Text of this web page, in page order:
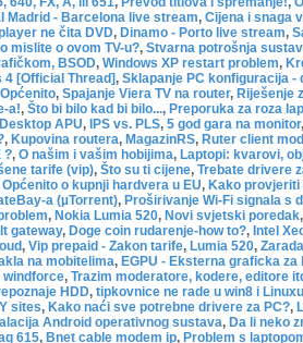
Madrid - Barcelona live stream, Cijena i snaga
ne čita DVD, Dinamo - Porto live stream,
mislite o ovom TV-u?, Stvarna potrošnja
BSOD, Windows XP restart problem,
4 [Official Thread], Sklapanje PC konfiguracija -
, Spajanje Viera TV na router, Riješenje
a!, Što bi bilo kad bi bilo..., Preporuka za roza
APU, IPS vs. PLS, 5 god gara na monitor,
, Kupovina routera, MagazinRS, Ruter client
?, O našim i vašim hobijima, Laptopi: kvarovi,
tarife (vip), Što su ti cijene, Trebate drivere
Općenito o kupnji hardvera u EU, Kako
a (µTorrent), Proširivanje Wi-Fi signala s
, Nokia Lumia 520, Novi svjetski poredak,
gateway, Doge coin rudarenje-how to?, Intel
, Vip prepaid - Zakon tarife, Lumia 520,
na mobitelima, EGPU - Eksterna graficka za
windforce, Trazim moderatore, kodere, editore
HDD, tipkovnice ne rade u win8 i
sites, Kako naći sve potrebne drivere za PC?,
Android operativnog sustava, Da li neko
615, Bnet cable modem ip, Problem s